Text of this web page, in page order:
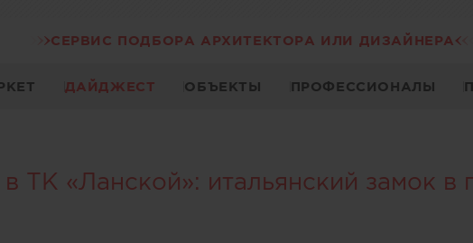
СЕРВИС ПОДБОРА АРХИТЕКТОРА ИЛИ ДИЗАЙНЕРА
ДАЙДЖЕСТ ОБЪЕКТЫ ПРОФЕССИОНАЛЫ
ТК «Ланской»: итальянский замок в